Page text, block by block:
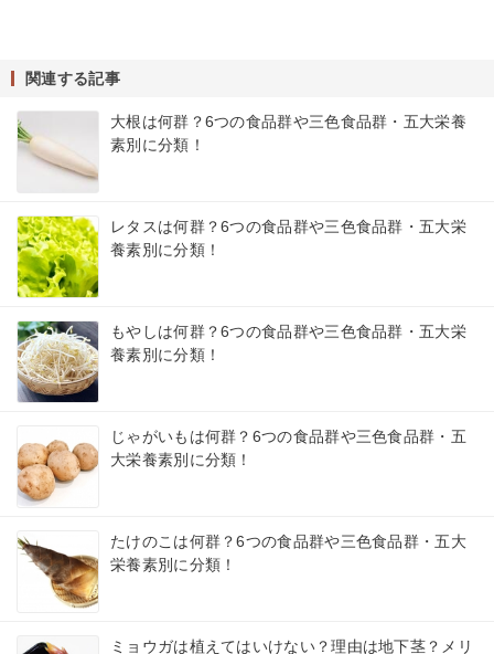
関連する記事
大根は何群？6つの食品群や三色食品群・五大栄養
素別に分類！
レタスは何群？6つの食品群や三色食品群・五大栄
養素別に分類！
もやしは何群？6つの食品群や三色食品群・五大栄
養素別に分類！
じゃがいもは何群？6つの食品群や三色食品群・五
大栄養素別に分類！
たけのこは何群？6つの食品群や三色食品群・五大
栄養素別に分類！
ミョウガは植えてはいけない？理由は地下茎？メリ